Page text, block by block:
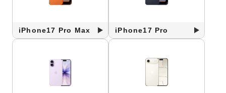
iPhone17 Pro Max iPhone17 Pro